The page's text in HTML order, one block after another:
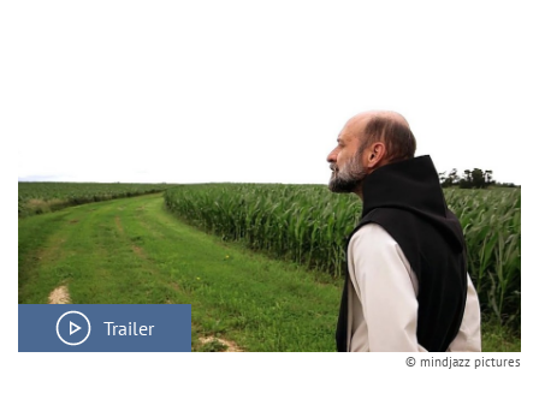
Trailer
© mindjazz pictures